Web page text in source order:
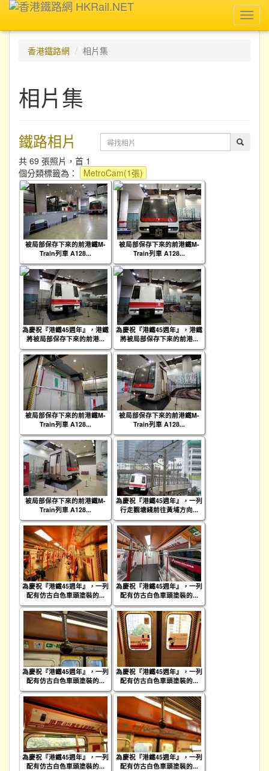
香港鐵路網
相片集
相片集
鐵路相片
共 69 張照片，首 1
個分類標籤為：
MetroCam(1張)
被局部保存下來的前港鐵M-
Train列車 A128...
被局部保存下來的前港鐵M-
Train列車 A128...
為慶祝『港鐵45週年』，港鐵
將被局部保存下來的前港...
為慶祝『港鐵45週年』，港鐵
將被局部保存下來的前港...
被局部保存下來的前港鐵M-
Train列車 A128...
被局部保存下來的前港鐵M-
Train列車 A128...
被局部保存下來的前港鐵M-
Train列車 A128...
為慶祝『港鐵45週年』，一列
行走觀塘綫前往黃埔方向...
為慶祝『港鐵45週年』，一列
配有仿古白色車頭塗裝的...
為慶祝『港鐵45週年』，一列
配有仿古白色車頭塗裝的...
為慶祝『港鐵45週年』，一列
配有仿古白色車頭塗裝的...
為慶祝『港鐵45週年』，一列
配有仿古白色車頭塗裝的...
為慶祝『港鐵45週年』，一列
配有仿古白色車頭塗裝的...
為慶祝『港鐵45週年』，一列
配有仿古白色車頭塗裝的...